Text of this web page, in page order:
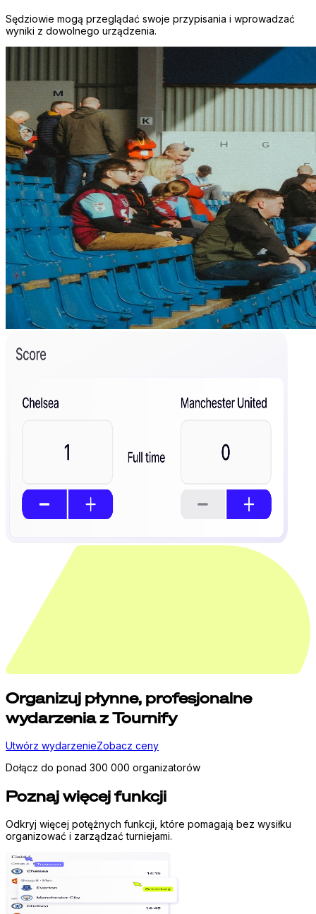
Sędziowie mogą przeglądać swoje przypisania i wprowadzać
wyniki z dowolnego urządzenia.
Organizuj płynne, profesjonalne
wydarzenia z Tournify
Utwórz wydarzenieZobacz ceny
Dołącz do ponad 300 000 organizatorów
Poznaj więcej funkcji
Odkryj więcej potężnych funkcji, które pomagają bez wysiłku
organizować i zarządzać turniejami.